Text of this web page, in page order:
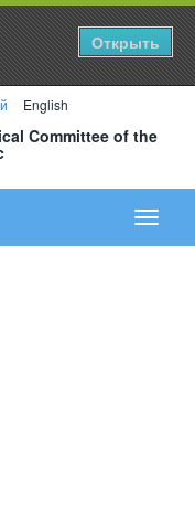
Открыть
English
Committee of the
меню